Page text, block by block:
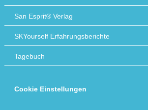
San Esprit® Verlag
SKYourself Erfahrungsberichte
Tagebuch
Cookie Einstellungen